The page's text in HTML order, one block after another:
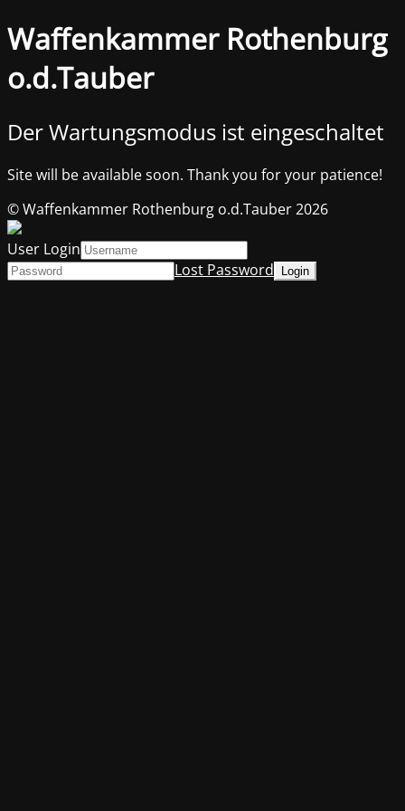
Waffenkammer Rothenburg
o.d.Tauber
Der Wartungsmodus ist eingeschaltet
Site will be available soon. Thank you for your patience!
© Waffenkammer Rothenburg o.d.Tauber 2026
User Login
Lost Password